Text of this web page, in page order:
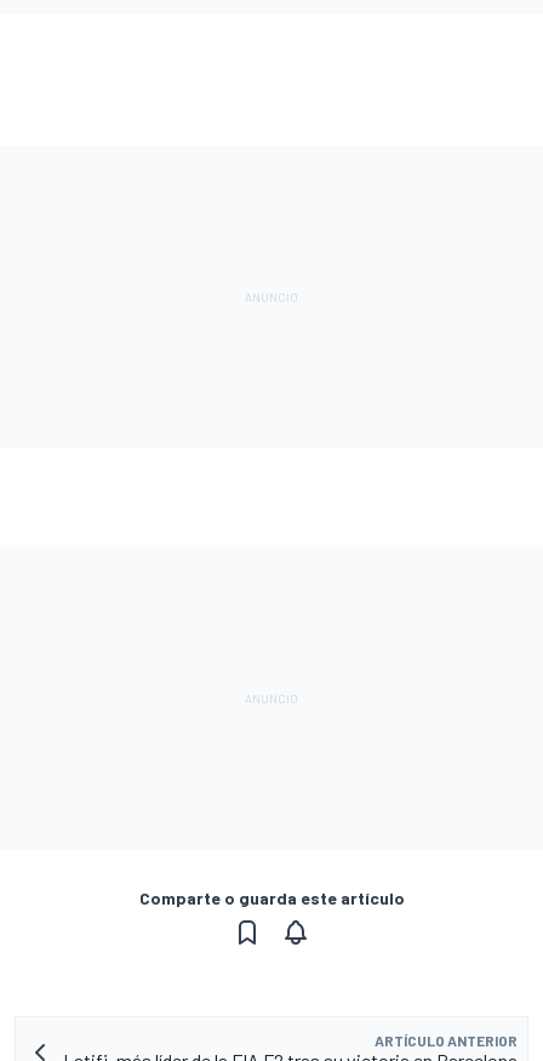
Comparte o guarda este artículo
ARTÍCULO ANTERIOR